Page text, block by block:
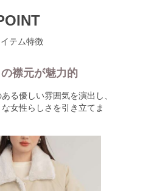
テム特徴
襟元が魅力的
る優しい雰囲気を演出し、
女性らしさを引き立てま